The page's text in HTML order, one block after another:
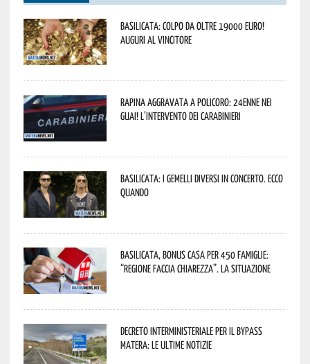
Basilicata: colpo da oltre 19000 Euro!
Auguri al vincitore
Rapina aggravata a Policoro: 24enne nei
guai! L’intervento dei Carabinieri
Basilicata: i Gemelli DiVersi in concerto. Ecco
quando
Basilicata, Bonus casa per 450 famiglie:
“Regione faccia chiarezza”. La situazione
Decreto interministeriale per il Bypass
Matera: le ultime notizie